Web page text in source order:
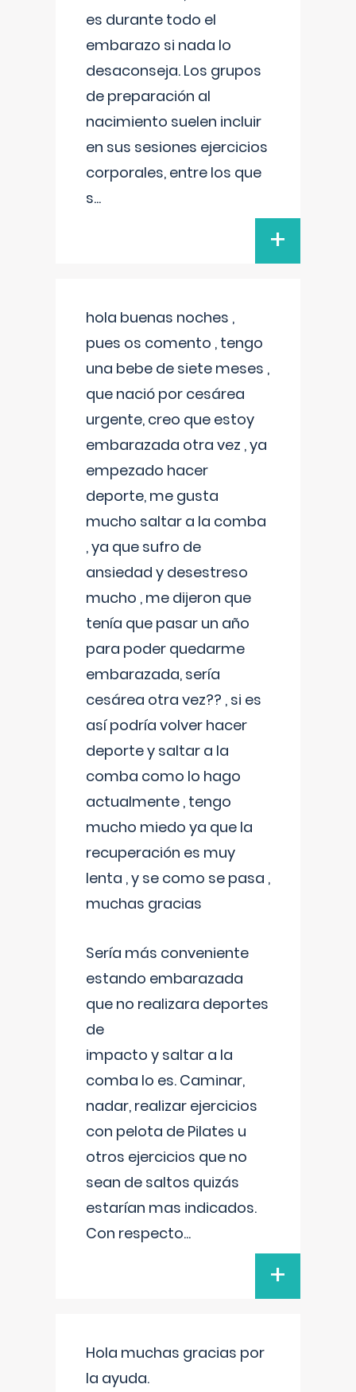
es durante todo el
embarazo si nada lo
desaconseja. Los grupos
de preparación al
nacimiento suelen incluir
en sus sesiones ejercicios
corporales, entre los que
s...
+
hola buenas noches ,
pues os comento , tengo
una bebe de siete meses ,
que nació por cesárea
urgente, creo que estoy
embarazada otra vez , ya
empezado hacer
deporte, me gusta
mucho saltar a la comba
, ya que sufro de
ansiedad y desestreso
mucho , me dijeron que
tenía que pasar un año
para poder quedarme
embarazada, sería
cesárea otra vez?? , si es
así podría volver hacer
deporte y saltar a la
comba como lo hago
actualmente , tengo
mucho miedo ya que la
recuperación es muy
lenta , y se como se pasa ,
muchas gracias
Sería más conveniente
estando embarazada
que no realizara deportes
de
impacto y saltar a la
comba lo es. Caminar,
nadar, realizar ejercicios
con pelota de Pilates u
otros ejercicios que no
sean de saltos quizás
estarían mas indicados.
Con respecto...
+
Hola muchas gracias por
la ayuda.